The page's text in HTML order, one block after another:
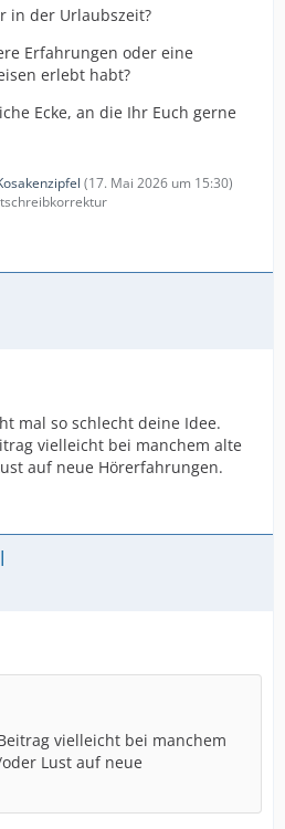
in der Urlaubszeit?
Erfahrungen oder eine
erlebt habt?
Ecke, an die Ihr Euch gerne
(17. Mai 2026 um 15:30)
mal so schlecht deine Idee.
vielleicht bei manchem alte
auf neue Hörerfahrungen.
vielleicht bei manchem
Lust auf neue